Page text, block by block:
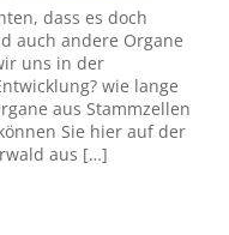
dass es doch
auch andere Organe
uns in der
wie lange
aus Stammzellen
Sie hier auf der
aus […]